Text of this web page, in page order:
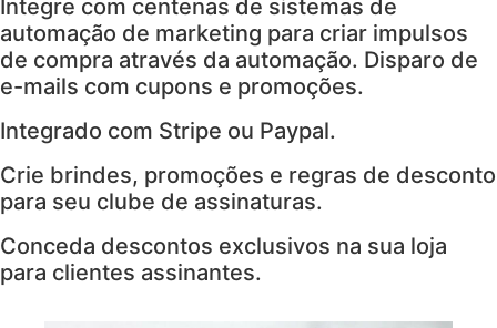
Integre com centenas de sistemas de
automação de marketing para criar impulsos
de compra através da automação. Disparo de
e-mails com cupons e promoções.
Integrado com Stripe ou Paypal.
Crie brindes, promoções e regras de desconto
para seu clube de assinaturas.
Conceda descontos exclusivos na sua loja
para clientes assinantes.